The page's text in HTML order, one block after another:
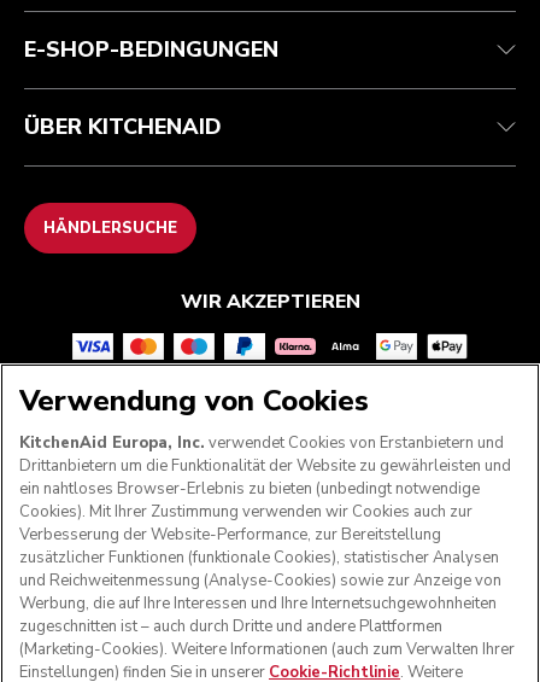
Häufig gestellte fragen
ODR
E-SHOP-BEDINGUNGEN
ÜBER KITCHENAID
HÄNDLERSUCHE
WIR AKZEPTIEREN
FOLGEN SIE UNS
Verwendung von Cookies
KitchenAid Europa, Inc. verwendet Cookies von Erstanbietern und
Drittanbietern um die Funktionalität der Website zu gewährleisten und
ein nahtloses Browser-Erlebnis zu bieten (unbedingt notwendige
Cookies). Mit Ihrer Zustimmung verwenden wir Cookies auch zur
Verbesserung der Website-Performance, zur Bereitstellung
zusätzlicher Funktionen (funktionale Cookies), statistischer Analysen
und Reichweitenmessung (Analyse-Cookies) sowie zur Anzeige von
Werbung, die auf Ihre Interessen und Ihre Internetsuchgewohnheiten
zugeschnitten ist – auch durch Dritte und andere Plattformen
(Marketing-Cookies). Weitere Informationen (auch zum Verwalten Ihrer
Einstellungen) finden Sie in unserer Cookie-Richtlinie. Weitere